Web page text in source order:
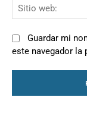
Guardar mi
este navegador la